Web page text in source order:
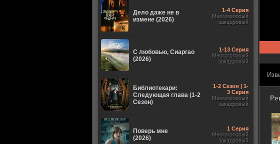
Дело даже не в
измене (2026)
1-4 Серия
Многоголосый
закадровый
С любовью, Сиаргао
(2026)
1-13 Серия
Многоголосый
закадровый
Библиотекари:
Следующая глава (1-2
Сезон)
1-2 Сезон | 1-
3 Серия
Многоголосый
закадровый
Поверь мне
(2026)
1 Серия
Многоголосый
закадровый